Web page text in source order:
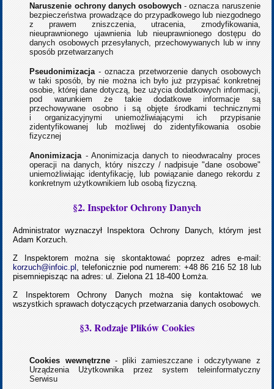
Naruszenie ochrony danych osobowych - oznacza naruszenie
bezpieczeństwa prowadzące do przypadkowego lub niezgodnego
z prawem zniszczenia, utracenia, zmodyfikowania,
nieuprawnionego ujawnienia lub nieuprawnionego dostępu do
danych osobowych przesyłanych, przechowywanych lub w inny
sposób przetwarzanych
Pseudonimizacja - oznacza przetworzenie danych osobowych
w taki sposób, by nie można ich było już przypisać konkretnej
osobie, której dane dotyczą, bez użycia dodatkowych informacji,
pod warunkiem że takie dodatkowe informacje są
przechowywane osobno i są objęte środkami technicznymi
i organizacyjnymi uniemożliwiającymi ich przypisanie
zidentyfikowanej lub możliwej do zidentyfikowania osobie
fizycznej
Anonimizacja- Anonimizacja danych to nieodwracalny proces
operacji na danych, który niszczy / nadpisuje "dane osobowe"
uniemożliwiając identyfikację, lub powiązanie danego rekordu z
konkretnym użytkownikiem lub osobą fizyczną.
§2. Inspektor Ochrony Danych
Administrator wyznaczył Inspektora Ochrony Danych, którym jest
Adam Korzuch.
Z Inspektorem można się skontaktować poprzez adres e-mail:
korzuch@infoic.pl
, telefonicznie pod numerem: +48 86 216 52 18 lub
pisemniepisząc na adres: ul. Zielona 21 18-400 Łomża.
Z Inspektorem Ochrony Danych można się kontaktować we
wszystkich sprawach dotyczących przetwarzania danych osobowych.
§3. Rodzaje Plików Cookies
Cookies wewnętrzne- pliki zamieszczane i odczytywane z
Urządzenia Użytkownika przez system teleinformatyczny
Serwisu